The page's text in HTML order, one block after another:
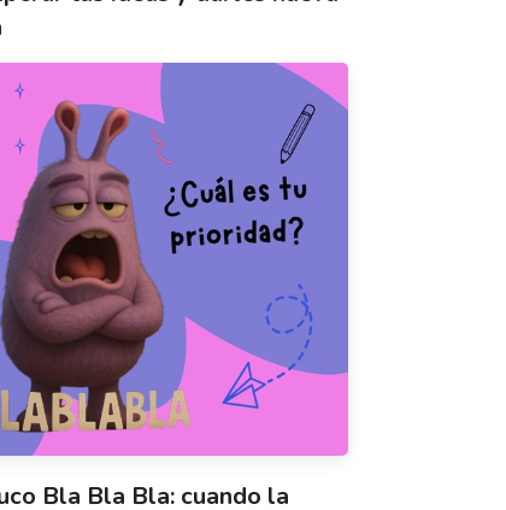
Bla Bla Bla: cuando la